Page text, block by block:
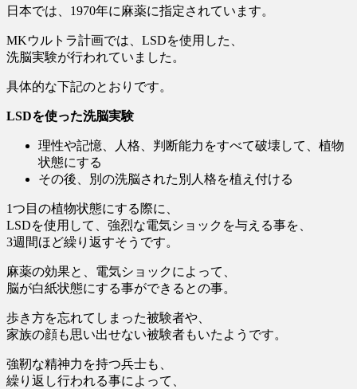
日本では、1970年に麻薬に指定されています。
MKウルトラ計画では、LSDを使用した、
洗脳実験が行われていました。
具体的な下記のとおりです。
LSDを使った洗脳実験
理性や記憶、人格、判断能力をすべて破壊して、植物
状態にする
その後、別の洗脳された別人格を植え付ける
1つ目の植物状態にする際に、
LSDを使用して、強烈な電気ショックを与える事を、
3週間ほど繰り返すそうです。
麻薬の効果と、電気ショックによって、
脳が白紙状態にする事ができるとの事。
歩き方を忘れてしまった被験者や、
家族の顔も思い出せない被験者もいたようです。
強靭な精神力を持つ兵士も、
繰り返し行われる事によって、